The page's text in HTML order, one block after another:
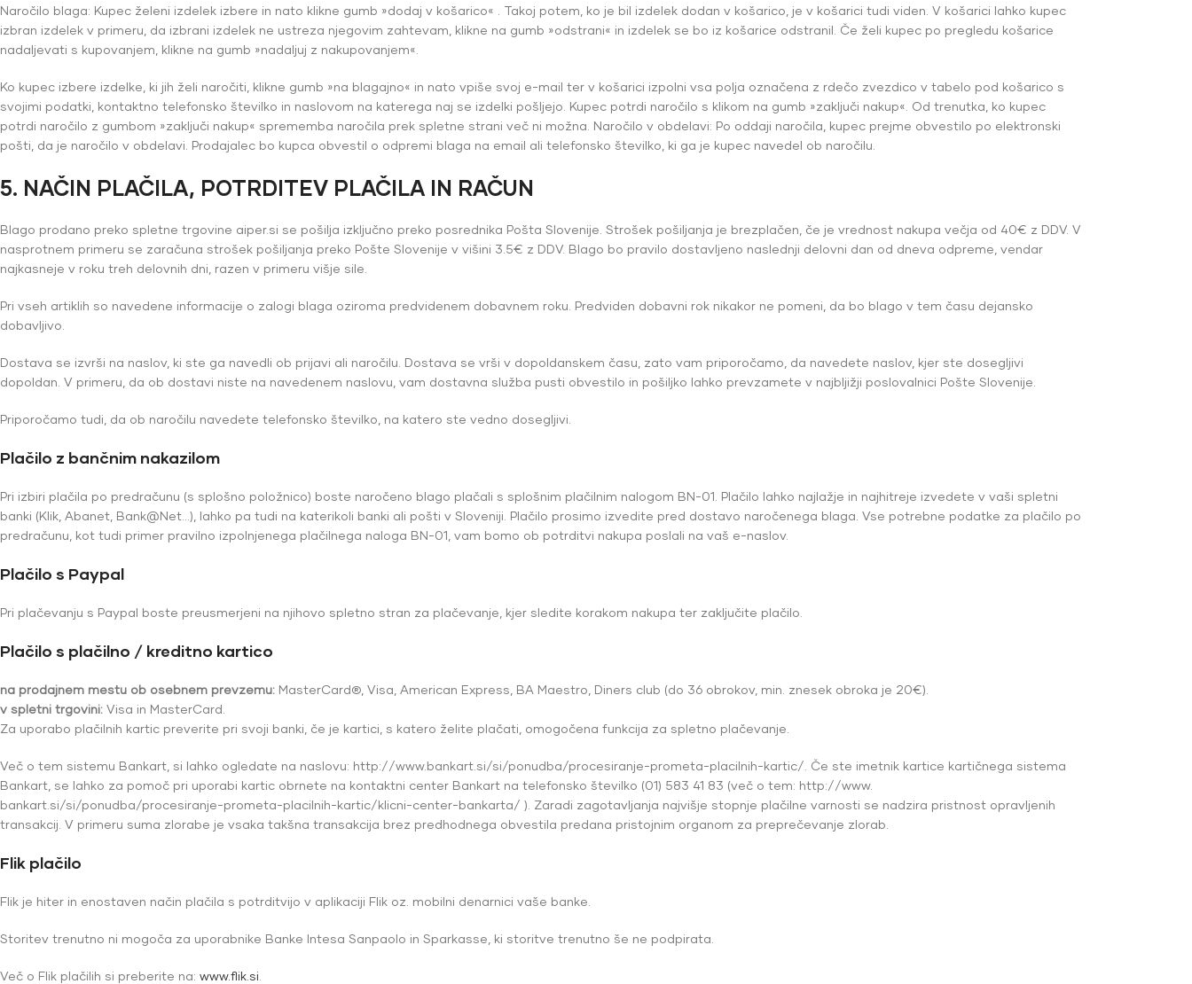
Naročilo blaga: Kupec želeni izdelek izbere in nato klikne gumb »dodaj v košarico« . Takoj potem, ko je bil izdelek dodan v košarico, je v košarici tudi viden. V košarici lahko kupec
izbran izdelek v primeru, da izbrani izdelek ne ustreza njegovim zahtevam, klikne na gumb »odstrani« in izdelek se bo iz košarice odstranil. Če želi kupec po pregledu košarice
nadaljevati s kupovanjem, klikne na gumb »nadaljuj z nakupovanjem«.
Ko kupec izbere izdelke, ki jih želi naročiti, klikne gumb »na blagajno« in nato vpiše svoj e-mail ter v košarici izpolni vsa polja označena z rdečo zvezdico v tabelo pod košarico s
svojimi podatki, kontaktno telefonsko številko in naslovom na katerega naj se izdelki pošljejo. Kupec potrdi naročilo s klikom na gumb »zaključi nakup«. Od trenutka, ko kupec
potrdi naročilo z gumbom »zaključi nakup« sprememba naročila prek spletne strani več ni možna. Naročilo v obdelavi: Po oddaji naročila, kupec prejme obvestilo po elektronski
pošti, da je naročilo v obdelavi. Prodajalec bo kupca obvestil o odpremi blaga na email ali telefonsko številko, ki ga je kupec navedel ob naročilu.
5. NAČIN PLAČILA, POTRDITEV PLAČILA IN RAČUN
Blago prodano preko spletne trgovine aiper.si se pošilja izključno preko posrednika Pošta Slovenije. Strošek pošiljanja je brezplačen, če je vrednost nakupa večja od 40€ z DDV. V
nasprotnem primeru se zaračuna strošek pošiljanja preko Pošte Slovenije v višini 3.5€ z DDV. Blago bo pravilo dostavljeno naslednji delovni dan od dneva odpreme, vendar
najkasneje v roku treh delovnih dni, razen v primeru višje sile.
Pri vseh artiklih so navedene informacije o zalogi blaga oziroma predvidenem dobavnem roku. Predviden dobavni rok nikakor ne pomeni, da bo blago v tem času dejansko
dobavljivo.
Dostava se izvrši na naslov, ki ste ga navedli ob prijavi ali naročilu. Dostava se vrši v dopoldanskem času, zato vam priporočamo, da navedete naslov, kjer ste dosegljivi
dopoldan. V primeru, da ob dostavi niste na navedenem naslovu, vam dostavna služba pusti obvestilo in pošiljko lahko prevzamete v najbljižji poslovalnici Pošte Slovenije.
Priporočamo tudi, da ob naročilu navedete telefonsko številko, na katero ste vedno dosegljivi.
Plačilo z bančnim nakazilom
Pri izbiri plačila po predračunu (s splošno položnico) boste naročeno blago plačali s splošnim plačilnim nalogom BN-01. Plačilo lahko najlažje in najhitreje izvedete v vaši spletni
banki (Klik, Abanet, Bank@Net…), lahko pa tudi na katerikoli banki ali pošti v Sloveniji. Plačilo prosimo izvedite pred dostavo naročenega blaga. Vse potrebne podatke za plačilo po
predračunu, kot tudi primer pravilno izpolnjenega plačilnega naloga BN-01, vam bomo ob potrditvi nakupa poslali na vaš e-naslov.
Plačilo s Paypal
Pri plačevanju s Paypal boste preusmerjeni na njihovo spletno stran za plačevanje, kjer sledite korakom nakupa ter zaključite plačilo.
Plačilo s plačilno / kreditno kartico
na prodajnem mestu ob osebnem prevzemu: MasterCard®, Visa, American Express, BA Maestro, Diners club (do 36 obrokov, min. znesek obroka je 20€).
v spletni trgovini: Visa in MasterCard.
Za uporabo plačilnih kartic preverite pri svoji banki, če je kartici, s katero želite plačati, omogočena funkcija za spletno plačevanje.
Več o tem sistemu Bankart, si lahko ogledate na naslovu: http://www.bankart.si/si/ponudba/procesiranje-prometa-placilnih-kartic/. Če ste imetnik kartice kartičnega sistema
Bankart, se lahko za pomoč pri uporabi kartic obrnete na kontaktni center Bankart na telefonsko številko (01) 583 41 83 (več o tem: http://www.
bankart.si/si/ponudba/procesiranje-prometa-placilnih-kartic/klicni-center-bankarta/ ). Zaradi zagotavljanja najvišje stopnje plačilne varnosti se nadzira pristnost opravljenih
transakcij. V primeru suma zlorabe je vsaka takšna transakcija brez predhodnega obvestila predana pristojnim organom za preprečevanje zlorab.
Flik plačilo
Flik je hiter in enostaven način plačila s potrditvijo v aplikaciji Flik oz. mobilni denarnici vaše banke.
Storitev trenutno ni mogoča za uporabnike Banke Intesa Sanpaolo in Sparkasse, ki storitve trenutno še ne podpirata.
Več o Flik plačilih si preberite na: www.flik.si